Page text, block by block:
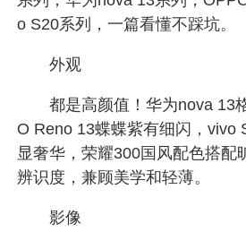
o S20系列，一篇看懂不踩坑。
外观
都是高颜值！华为nova 13
O Reno 13蝶蝶紫有细闪，vivo
显奢华，荣耀300国风配色搭配
辨识度，兼顾美学和轻薄。
影像